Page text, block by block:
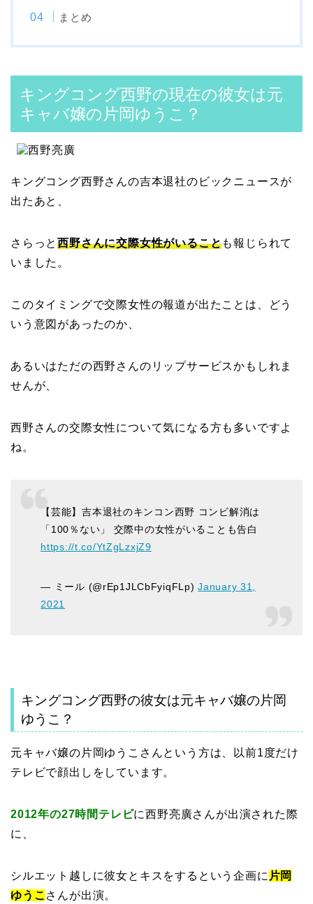
まとめ
キングコング西野の現在の彼女は元
キャバ嬢の片岡ゆうこ？
キングコング西野さんの吉本退社のビックニュースが
出たあと、
さらっと西野さんに交際女性がいることも報じられて
いました。
このタイミングで交際女性の報道が出たことは、どう
いう意図があったのか、
あるいはただの西野さんのリップサービスかもしれま
せんが、
西野さんの交際女性について気になる方も多いですよ
ね。
【芸能】吉本退社のキンコン西野 コンビ解消は
「100％ない」 交際中の女性がいることも告白
https://t.co/YtZgLzxjZ9
— ミール (@rEp1JLCbFyiqFLp)January 31,
2021
キングコング西野の彼女は元キャバ嬢の片岡
ゆうこ？
元キャバ嬢の片岡ゆうこさんという方は、以前1度だけ
テレビで顔出しをしています。
2012年の27時間テレビに西野亮廣さんが出演された際
に、
シルエット越しに彼女とキスをするという企画に 片岡
ゆうこ さんが出演。